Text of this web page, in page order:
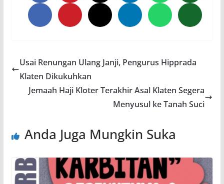
Usai Renungan Ulang Janji, Pengurus Hipprada
Klaten Dikukuhkan
Jemaah Haji Kloter Terakhir Asal Klaten Segera
Menyusul ke Tanah Suci
Anda Juga Mungkin Suka